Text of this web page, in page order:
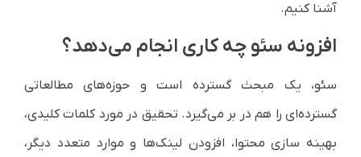
آشنا کنیم.
افزونه سئو چه کاری انجام می‌دهد؟
سئو، یک مبحث گسترده است و حوزه‌های مطالعاتی
گسترده‌ای را هم در بر می‌گیرد. تحقیق در مورد کلمات کلیدی،
بهینه سازی محتوا، افزودن لینک‌ها و موارد متعدد دیگر،